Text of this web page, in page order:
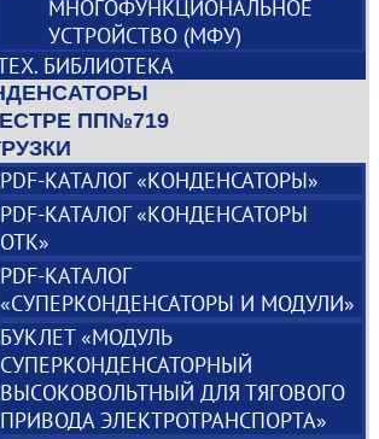
МНОГОФУНКЦИОНАЛЬНОЕ
УСТРОЙСТВО (МФУ)
БИБЛИОТЕКА
ПП№719
PDF-КАТАЛОГ «КОНДЕНСАТОРЫ»
PDF-КАТАЛОГ «КОНДЕНСАТОРЫ
ОТК»
PDF-КАТАЛОГ
«СУПЕРКОНДЕНСАТОРЫ И МОДУЛИ»
БУКЛЕТ «МОДУЛЬ
СУПЕРКОНДЕНСАТОРНЫЙ
ВЫСОКОВОЛЬТНЫЙ ДЛЯ ТЯГОВОГО
ПРИВОДА ЭЛЕКТРОТРАНСПОРТА»